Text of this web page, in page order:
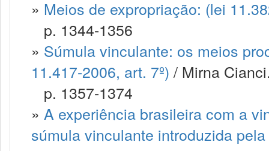
» Meios de expropriação: (lei
p. 1344-1356
» Súmula vinculante: os meios
11.417-2006, art. 7º) / Mirna
p. 1357-1374
» A experiência brasileira com a
súmula vinculante introduzida